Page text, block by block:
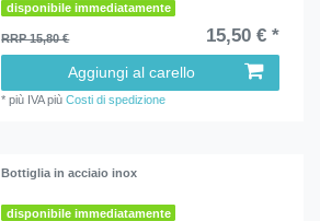
disponibile immediatamente
RRP 15,80 € 15,50 € *
Aggiungi al carello
*più IVApiùCosti di spedizione
Bottiglia in acciaio inox
disponibile immediatamente